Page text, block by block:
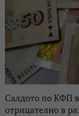
Салдото по КФП
отрицателно в